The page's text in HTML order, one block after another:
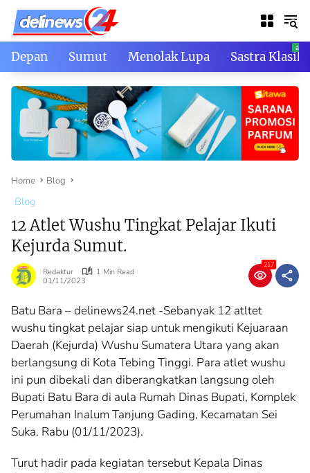
Skip
content
Depan Sumut Menolak Lupa Sastra Klasik
Home Blog
Blog
12 Atlet Wushu Tingkat Pelajar Ikuti
Kejurda Sumut.
Redaktur
1 Min Read
01/11/2023
217
Batu Bara – delinews24.net -Sebanyak 12 atltet
wushu tingkat pelajar siap untuk mengikuti Kejuaraan
Daerah (Kejurda) Wushu Sumatera Utara yang akan
berlangsung di Kota Tebing Tinggi. Para atlet wushu
ini pun dibekali dan diberangkatkan langsung oleh
Bupati Batu Bara di aula Rumah Dinas Bupati, Komplek
Perumahan Inalum Tanjung Gading, Kecamatan Sei
Suka. Rabu (01/11/2023).
Turut hadir pada kegiatan tersebut Kepala Dinas